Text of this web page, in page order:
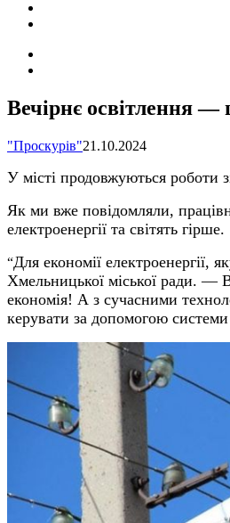
Вечірнє освітлення
"Проскурів"21.10.2024
У місті продовжуються роботи
Як ми вже повідомляли,
електроенергії та світять гірше.
“Для економії
Хмельницької міської ради. —
економія! А з сучасними
керувати за допомогою